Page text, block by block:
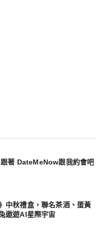
著 DateMeNow跟我約會吧
中秋禮盒，聯名茶酒、蛋黃
遨遊AI星際宇宙